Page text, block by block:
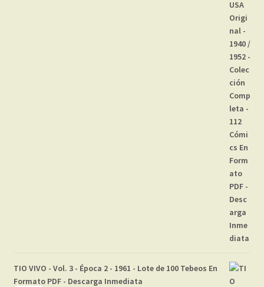
TIO VIVO - Vol. 3 - Época 2 - 1961 - Lote de 100 Tebeos En
Formato PDF - Descarga Inmediata